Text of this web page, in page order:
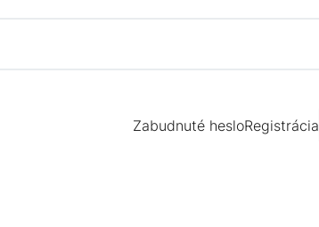
Zabudnuté hesloRegistrácia